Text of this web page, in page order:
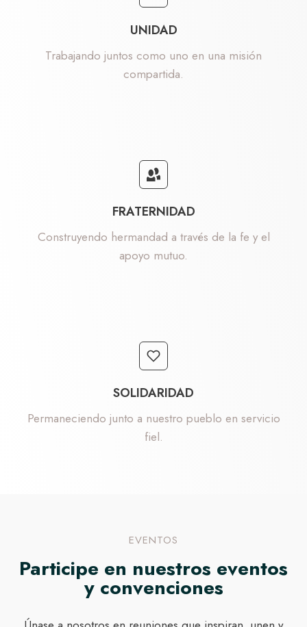
UNIDAD
Trabajando juntos como uno en una misión
compartida.
FRATERNIDAD
Construyendo hermandad a través de la fe y el
apoyo mutuo.
SOLIDARIDAD
Permaneciendo junto a nuestro pueblo en servicio
fiel.
EVENTOS
Participe en nuestros eventos
y convenciones